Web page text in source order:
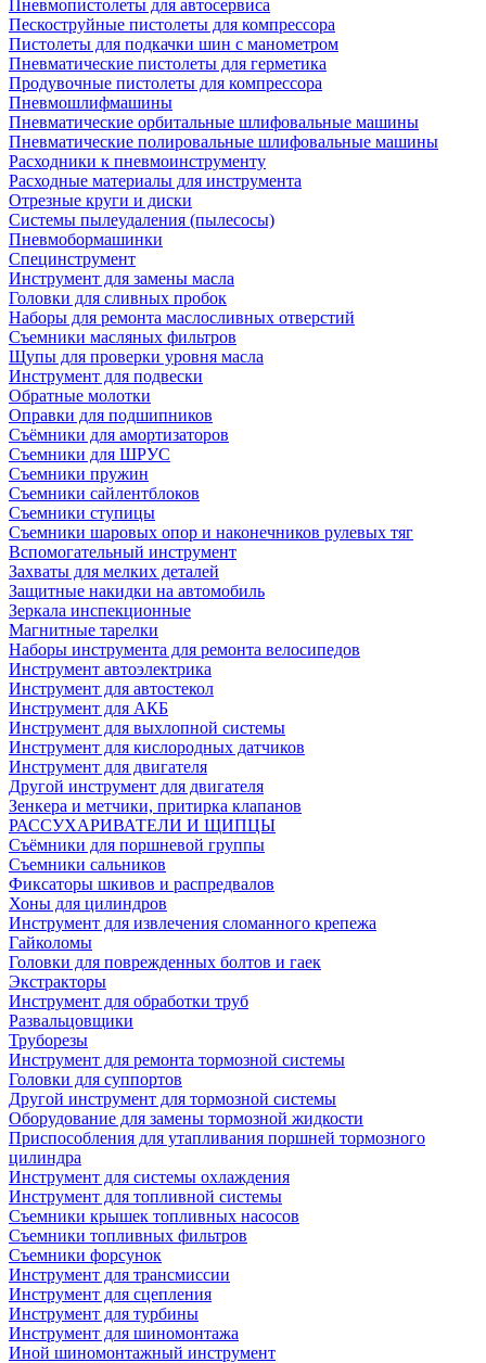
Пневмопистолеты для автосервиса
Пескоструйные пистолеты для компрессора
Пистолеты для подкачки шин с манометром
Пневматические пистолеты для герметика
Продувочные пистолеты для компрессора
Пневмошлифмашины
Пневматические орбитальные шлифовальные машины
Пневматические полировальные шлифовальные машины
Расходники к пневмоинструменту
Расходные материалы для инструмента
Отрезные круги и диски
Системы пылеудаления (пылесосы)
Пневмобормашинки
Специнструмент
Инструмент для замены масла
Головки для сливных пробок
Наборы для ремонта маслосливных отверстий
Съемники масляных фильтров
Щупы для проверки уровня масла
Инструмент для подвески
Обратные молотки
Оправки для подшипников
Съёмники для амортизаторов
Съемники для ШРУС
Съемники пружин
Съемники сайлентблоков
Съемники ступицы
Съемники шаровых опор и наконечников рулевых тяг
Вспомогательный инструмент
Захваты для мелких деталей
Защитные накидки на автомобиль
Зеркала инспекционные
Магнитные тарелки
Наборы инструмента для ремонта велосипедов
Инструмент автоэлектрика
Инструмент для автостекол
Инструмент для АКБ
Инструмент для выхлопной системы
Инструмент для кислородных датчиков
Инструмент для двигателя
Другой инструмент для двигателя
Зенкера и метчики, притирка клапанов
РАССУХАРИВАТЕЛИ И ЩИПЦЫ
Съёмники для поршневой группы
Съемники сальников
Фиксаторы шкивов и распредвалов
Хоны для цилиндров
Инструмент для извлечения сломанного крепежа
Гайколомы
Головки для поврежденных болтов и гаек
Экстракторы
Инструмент для обработки труб
Развальцовщики
Труборезы
Инструмент для ремонта тормозной системы
Головки для суппортов
Другой инструмент для тормозной системы
Оборудование для замены тормозной жидкости
Приспособления для утапливания поршней тормозного
цилиндра
Инструмент для системы охлаждения
Инструмент для топливной системы
Съемники крышек топливных насосов
Съемники топливных фильтров
Съемники форсунок
Инструмент для трансмиссии
Инструмент для сцепления
Инструмент для турбины
Инструмент для шиномонтажа
Иной шиномонтажный инструмент